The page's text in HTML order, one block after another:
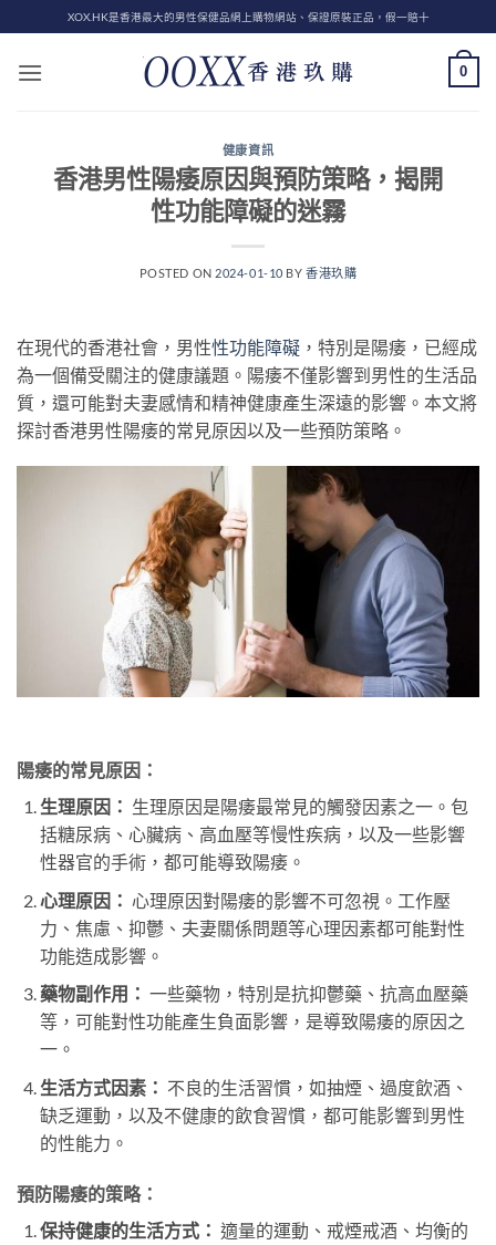
to
content
XOX.HK是香港最大的男性保健品網上購物網站、保證原裝正品，假一賠十
0
健康資訊
香港男性陽痿原因與預防策略，揭開
性功能障礙的迷霧
POSTED ON 2024-01-10 BY香港玖購
在現代的香港社會，男性性功能障礙 ，特別是陽痿，已經成
為一個備受關注的健康議題。陽痿不僅影響到男性的生活品
質，還可能對夫妻感情和精神健康產生深遠的影響。本文將
探討香港男性陽痿的常見原因以及一些預防策略。
陽痿的常見原因：
生理原因： 生理原因是陽痿最常見的觸發因素之一。包
括糖尿病、心臟病、高血壓等慢性疾病，以及一些影響
性器官的手術，都可能導致陽痿。
心理原因： 心理原因對陽痿的影響不可忽視。工作壓
力、焦慮、抑鬱、夫妻關係問題等心理因素都可能對性
功能造成影響。
藥物副作用： 一些藥物，特別是抗抑鬱藥、抗高血壓藥
等，可能對性功能產生負面影響，是導致陽痿的原因之
一。
生活方式因素： 不良的生活習慣，如抽煙、過度飲酒、
缺乏運動，以及不健康的飲食習慣，都可能影響到男性
的性能力。
預防陽痿的策略：
保持健康的生活方式： 適量的運動、戒煙戒酒、均衡的